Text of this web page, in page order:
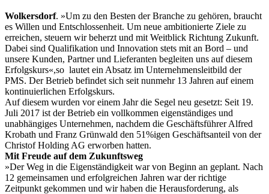
Wolkersdorf. »Um zu den Besten der Branche zu gehören, braucht
es Willen und Entschlossenheit. Um neue ambitionierte Ziele zu
erreichen, steuern wir beherzt und mit Weitblick Richtung Zukunft.
Dabei sind Qualifikation und Innovation stets mit an Bord – und
unsere Kunden, Partner und Lieferanten begleiten uns auf diesem
Erfolgskurs«,so lautet ein Absatz im Unternehmensleitbild der
PMS. Der Betrieb befindet sich seit nunmehr 13 Jahren auf einem
kontinuierlichen Erfolgskurs.
Auf diesem wurden vor einem Jahr die Segel neu gesetzt: Seit 19.
Juli 2017 ist der Betrieb ein vollkommen eigenständiges und
unabhängiges Unternehmen, nachdem die Geschäftsführer Alfred
Krobath und Franz Grünwald den 51%igen Geschäftsanteil von der
Christof Holding AG erworben hatten.
Mit Freude auf dem Zukunftsweg
»Der Weg in die Eigenständigkeit war von Beginn an geplant. Nach
12 gemeinsamen und erfolgreichen Jahren war der richtige
Zeitpunkt gekommen und wir haben die Herausforderung, als